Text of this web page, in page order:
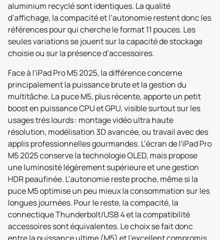
aluminium recyclé sont identiques. La qualité
d’affichage, la compacité et l’autonomie restent donc les
références pour qui cherche le format 11 pouces. Les
seules variations se jouent sur la capacité de stockage
choisie ou sur la présence d’accessoires.
Face à l'iPad Pro M5 2025, la différence concerne
principalement la puissance brute et la gestion du
multitâche. La puce M5, plus récente, apporte un petit
boost en puissance CPU et GPU, visible surtout sur les
usages très lourds : montage vidéo ultra haute
résolution, modélisation 3D avancée, ou travail avec des
applis professionnelles gourmandes. L’écran de l'iPad Pro
M5 2025 conserve la technologie OLED, mais propose
une luminosité légèrement supérieure et une gestion
HDR peaufinée. L’autonomie reste proche, même si la
puce M5 optimise un peu mieux la consommation sur les
longues journées. Pour le reste, la compacité, la
connectique Thunderbolt/USB 4 et la compatibilité
accessoires sont équivalentes. Le choix se fait donc